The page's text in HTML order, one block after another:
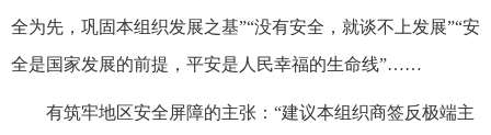
全为先，巩固本组织发展之基”“没有安全，就谈不上发展”“安
全是国家发展的前提，平安是人民幸福的生命线”……
有筑牢地区安全屏障的主张：“建议本组织商签反极端主